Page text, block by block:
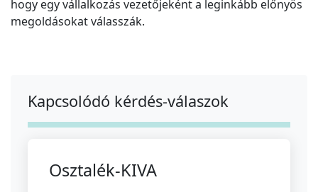
hogy egy vállalkozás vezetőjeként a leginkább előnyös
megoldásokat válasszák.
Kapcsolódó kérdés-válaszok
Osztalék-KIVA